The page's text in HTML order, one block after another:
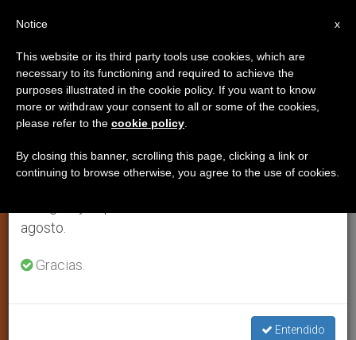
Pakistán: Incursión policial en
una de las Librerías Paulinas por
denuncias falsas
Protesta de la archidiócesis de Karachi
JULIO 04, 2005 00:00
a s c i a
×
Aviso importante
Del 27 de julio al 7 de agosto haremos la pausa
anual, aprovechando que en el periodo de verano
se generan menos informaciones y también el
agosto.
Gracias.
Entendido
x
Notice
This website or its third party tools use cookies, which are
necessary to its functioning and required to achieve the
purposes illustrated in the cookie policy. If you want to know
more or withdraw your consent to all or some of the cookies,
please refer to the cookie policy
By closing this banner, scrolling this page, clicking a link or
continuing to browse otherwise, you agree to the use of cookies.